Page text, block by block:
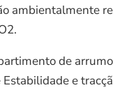
ambientalmente
de
e